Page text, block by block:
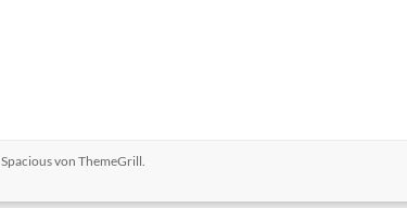
Spaciousvon ThemeGrill.